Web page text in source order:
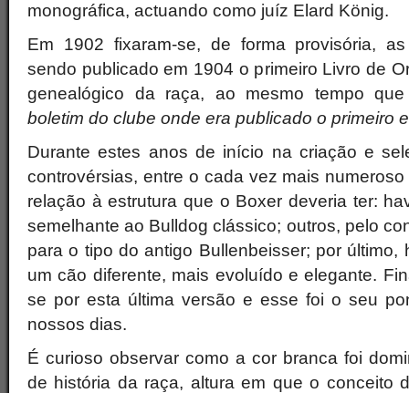
monográfica, actuando como juíz Elard König.
Em 1902 fixaram-se, de forma provisória,
sendo publicado em 1904 o primeiro Livro de
genealógico da raça, ao mesmo tempo
boletim do clube onde era publicado o primeiro
Durante estes anos de início na criação e
controvérsias, entre o cada vez mais
relação à estrutura que o Boxer deveria ter:
semelhante ao Bulldog clássico; outros, pelo
para o tipo do antigo Bullenbeisser; por
um cão diferente, mais evoluído e elegante.
se por esta última versão e esse foi o seu
nossos dias.
É curioso observar como a cor branca foi
de história da raça, altura em que o conceito